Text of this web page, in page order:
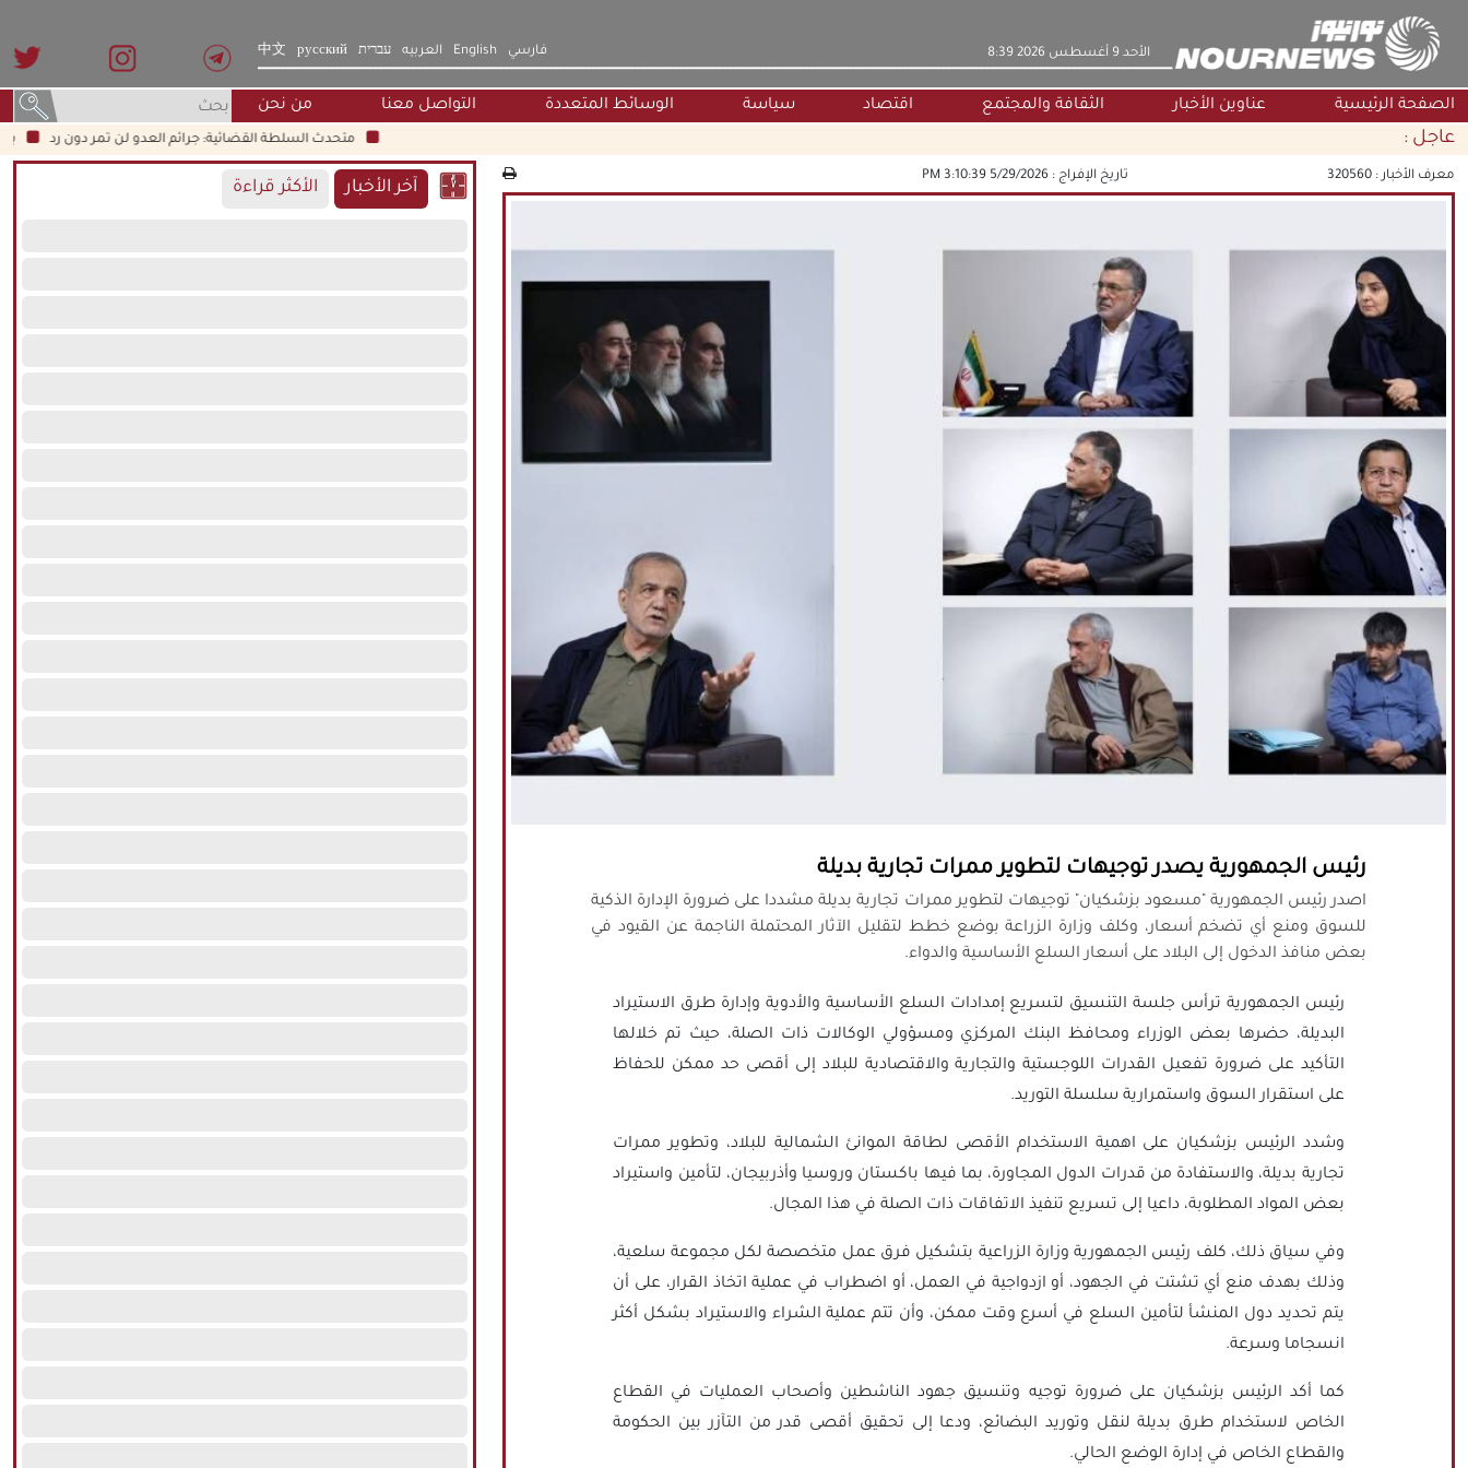
‫‫الأحد‬‬ 9 أغسطس 2026 8:39 فارسي English العربيه עברית русский
中文
الصفحة الرئيسية عناوين الأخبار الثقافة والمجتمع اقتصاد سياسة الوسائط المتعددة التواصل معنا من نحن
عاجل : متحدث السلطة القضائية: جرائم العدو لن تمر دون رد
معرف الأخبار : 320560 تاريخ الإفراج : 5/29/2026 3:10:39 PM
رئيس الجمهورية يصدر توجيهات لتطوير ممرات تجارية بديلة
اصدر رئيس الجمهورية "مسعود بزشكيان" توجيهات لتطوير ممرات تجارية بديلة مشددا على ضرورة الإدارة الذكية
للسوق ومنع أي تضخم أسعار، وكلف وزارة الزراعة بوضع خطط لتقليل الآثار المحتملة الناجمة عن القيود في
بعض منافذ الدخول إلى البلاد على أسعار السلع الأساسية والدواء.
رئيس الجمهورية ترأس جلسة التنسيق لتسريع إمدادات السلع الأساسية والأدوية وإدارة طرق الاستيراد
البديلة، حضرها بعض الوزراء ومحافظ البنك المركزي ومسؤولي الوكالات ذات الصلة، حيث تم خلالها
التأكيد على ضرورة تفعيل القدرات اللوجستية والتجارية والاقتصادية للبلاد إلى أقصى حد ممكن للحفاظ
على استقرار السوق واستمرارية سلسلة التوريد.
وشدد الرئيس بزشكيان على اهمية الاستخدام الأقصى لطاقة الموانئ الشمالية للبلاد، وتطوير ممرات
تجارية بديلة، والاستفادة من قدرات الدول المجاورة، بما فيها باكستان وروسيا وأذربيجان، لتأمين واستيراد
بعض المواد المطلوبة، داعيا إلى تسريع تنفيذ الاتفاقات ذات الصلة في هذا المجال.
وفي سياق ذلك، كلف رئيس الجمهورية وزارة الزراعية بتشكيل فرق عمل متخصصة لكل مجموعة سلعية،
وذلك بهدف منع أي تشتت في الجهود، أو ازدواجية في العمل، أو اضطراب في عملية اتخاذ القرار، على أن
يتم تحديد دول المنشأ لتأمين السلع في أسرع وقت ممكن، وأن تتم عملية الشراء والاستيراد بشكل أكثر
انسجاما وسرعة.
كما أكد الرئيس بزشكيان على ضرورة توجيه وتنسيق جهود الناشطين وأصحاب العمليات في القطاع
الخاص لاستخدام طرق بديلة لنقل وتوريد البضائع، ودعا إلى تحقيق أقصى قدر من التآزر بين الحكومة
والقطاع الخاص في إدارة الوضع الحالي.
آخر الأخبار الأكثر قراءة